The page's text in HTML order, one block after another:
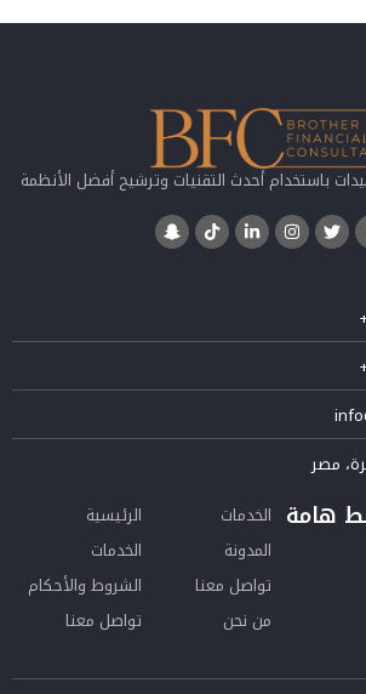
باستخدام أحدث التقنيات وترشيح أفضل الأنظمة
هامة الخدمات
المدونة
تواصل معنا
من نحن
الرئيسية
الخدمات
الشروط والأحكام
تواصل معنا
مصر